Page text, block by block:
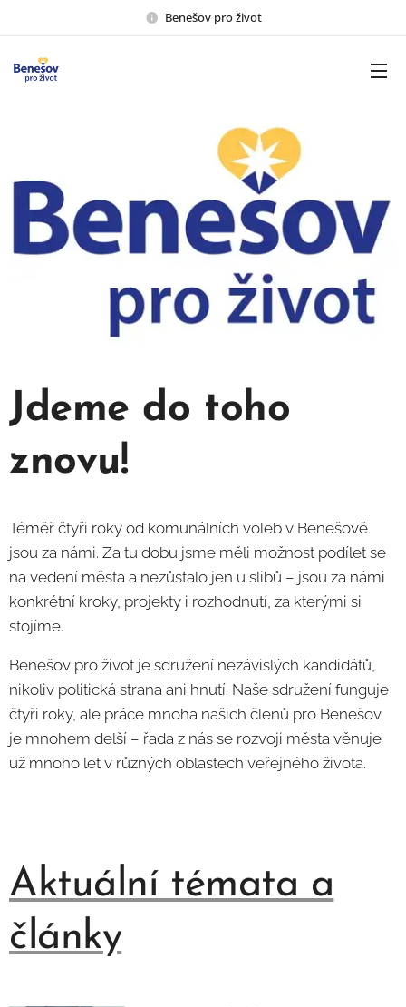
Benešov pro život
Jdeme do toho
znovu!
Téměř čtyři roky od komunálních voleb v Benešově
jsou za námi. Za tu dobu jsme měli možnost podílet se
na vedení města a nezůstalo jen u slibů – jsou za námi
konkrétní kroky, projekty i rozhodnutí, za kterými si
stojíme.
Benešov pro život je sdružení nezávislých kandidátů,
nikoliv politická strana ani hnutí. Naše sdružení funguje
čtyři roky, ale práce mnoha našich členů pro Benešov
je mnohem delší – řada z nás se rozvoji města věnuje
už mnoho let v různých oblastech veřejného života.
Aktuální témata a
články